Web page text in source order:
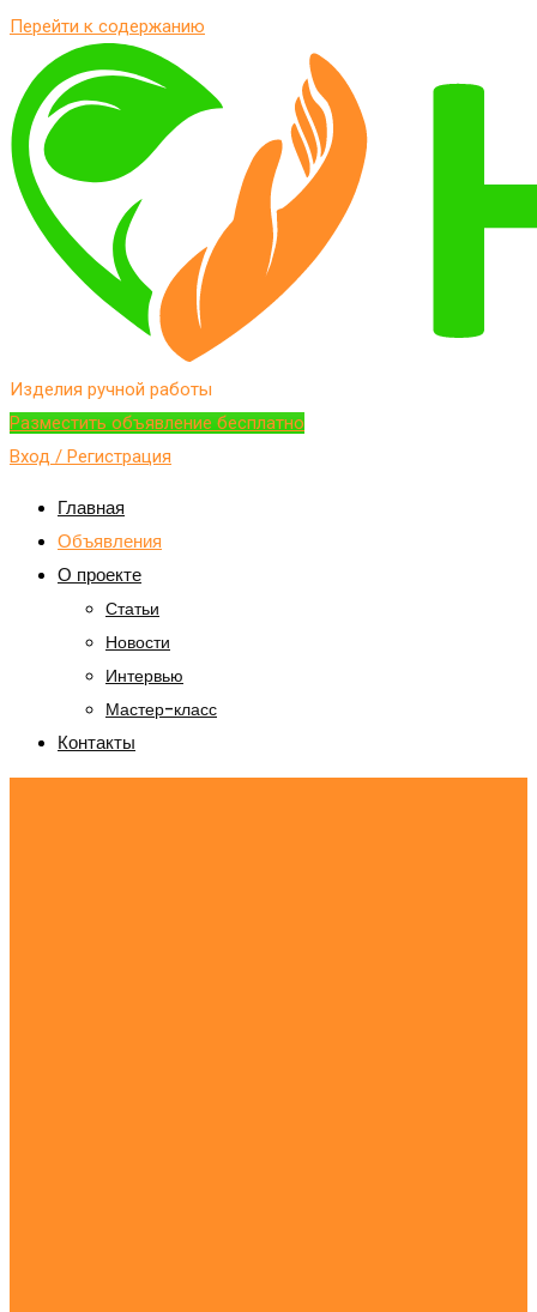
Перейти к содержанию
Изделия ручной работы
Разместить объявление бесплатно
Вход / Регистрация
Главная
Объявления
О проекте
Статьи
Новости
Интервью
Мастер-класс
Контакты